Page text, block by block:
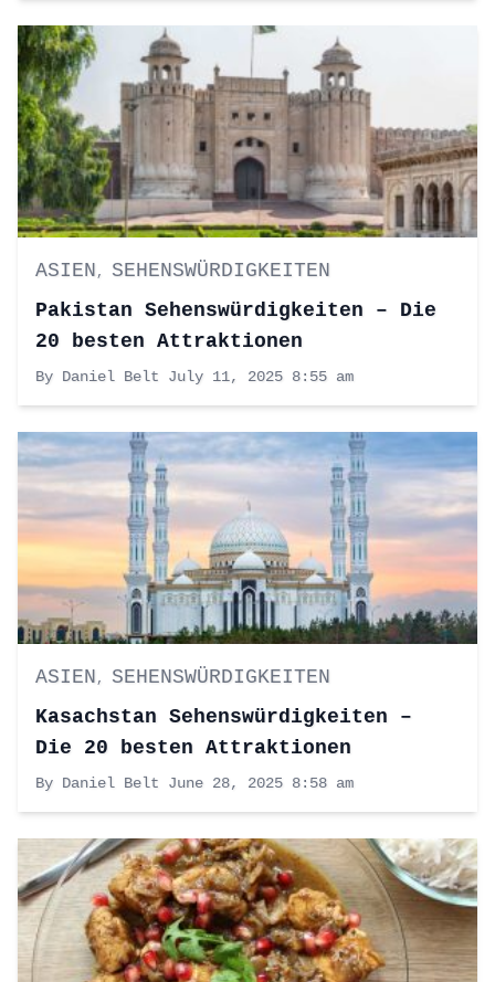
ASIEN , SEHENSWÜRDIGKEITEN
Pakistan Sehenswürdigkeiten – Die
20 besten Attraktionen
By Daniel Belt July 11, 2025 8:55 am
ASIEN , SEHENSWÜRDIGKEITEN
Kasachstan Sehenswürdigkeiten –
Die 20 besten Attraktionen
By Daniel Belt June 28, 2025 8:58 am